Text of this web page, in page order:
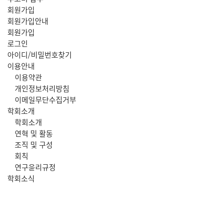
회원가입
회원가입안내
회원가입
로그인
아이디/비밀번호찾기
주
뉴
이용안내
이용약관
개인정보처리방침
이메일무단수집거부
학회소개
학회소개
연혁 및 활동
조직 및 구성
회칙
연구윤리규정
학회소식